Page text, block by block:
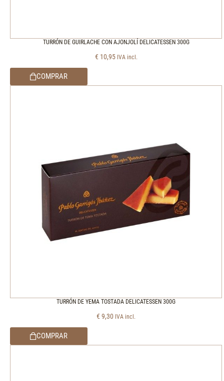
TURRÓN DE GUIRLACHE CON AJONJOLÍ DELICATESSEN 300G
€ 10,95 IVA incl.
COMPRAR
TURRÓN DE YEMA TOSTADA DELICATESSEN 300G
€ 9,30 IVA incl.
COMPRAR